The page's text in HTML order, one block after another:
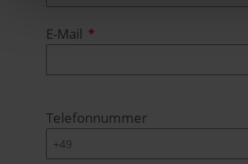
E-Mail
Telefonnummer